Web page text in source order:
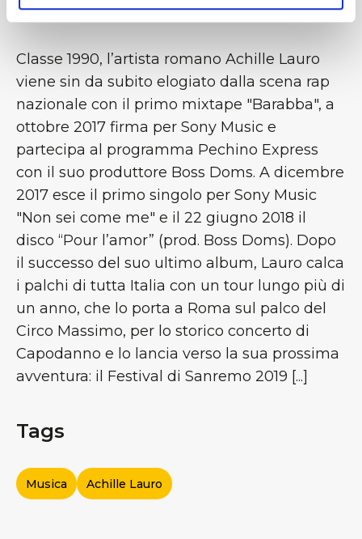
Classe 1990, l’artista romano Achille Lauro
viene sin da subito elogiato dalla scena rap
nazionale con il primo mixtape "Barabba", a
ottobre 2017 firma per Sony Music e
partecipa al programma Pechino Express
con il suo produttore Boss Doms. A dicembre
2017 esce il primo singolo per Sony Music
"Non sei come me" e il 22 giugno 2018 il
disco “Pour l’amor” (prod. Boss Doms). Dopo
il successo del suo ultimo album, Lauro calca
i palchi di tutta Italia con un tour lungo più di
un anno, che lo porta a Roma sul palco del
Circo Massimo, per lo storico concerto di
Capodanno e lo lancia verso la sua prossima
avventura: il Festival di Sanremo 2019 [...]
Tags
Musica Achille Lauro